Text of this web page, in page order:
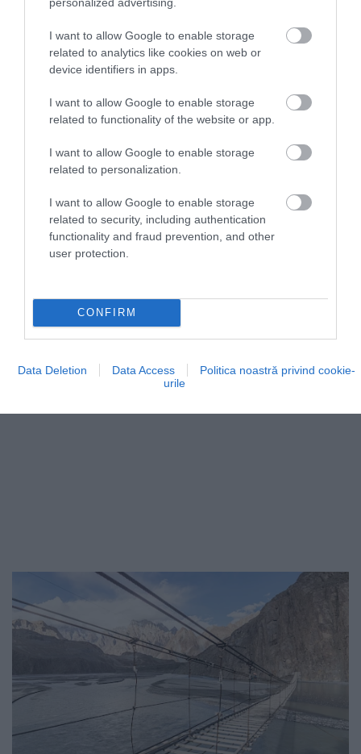
I want to allow Google to enable storage
related to analytics like cookies on web or
device identifiers in apps.
I want to allow Google to enable storage
related to functionality of the website or app.
I want to allow Google to enable storage
related to personalization.
I want to allow Google to enable storage
related to security, including authentication
functionality and fraud prevention, and other
user protection.
CONFIRM
Data Deletion Data Access
Politica noastră privind cookie-
urile
multe persoane se află simultan pe pod.
numeroși amatori de senzații tari.